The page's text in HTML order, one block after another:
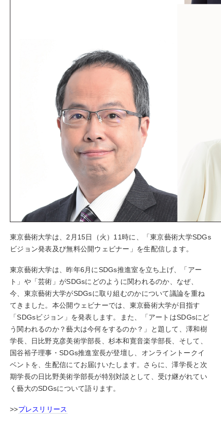
東京藝術大学は、2月15日（火）11時に、「東京藝術大学SDGs
ビジョン発表及び無料公開ウェビナー」を生配信します。
東京藝術大学は、昨年6月にSDGs推進室を立ち上げ、「アー
ト」や「芸術」がSDGsにどのように関われるのか、なぜ、
今、東京藝術大学がSDGsに取り組むのかについて議論を重ね
てきました。本公開ウェビナーでは、東京藝術大学が目指す
「SDGsビジョン」を発表します。また、「アートはSDGsにど
う関われるのか？藝大は今何をするのか？」と題して、澤和樹
学長、日比野克彦美術学部長、杉本和寛音楽学部長、そして、
国谷裕子理事・SDGs推進室長が登壇し、オンライントークイ
ベントを、生配信にてお届けいたします。さらに、澤学長と次
期学長の日比野美術学部長が特別対談として、受け継がれてい
く藝大のSDGsについて語ります。
>>プレスリリース